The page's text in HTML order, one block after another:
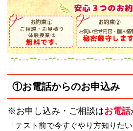
①お電話からのお申込み
※お申し込み・ご相談はお電話
「テスト前で今すぐやり方知りた